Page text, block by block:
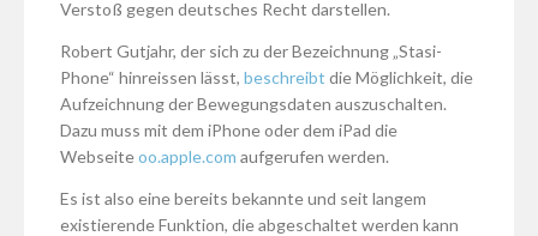
Verstoß gegen deutsches Recht darstellen.
Robert Gutjahr, der sich zu der Bezeichnung „Stasi-
Phone“ hinreissen lässt, beschreibt die Möglichkeit, die
Aufzeichnung der Bewegungsdaten auszuschalten.
Dazu muss mit dem iPhone oder dem iPad die
Webseiteoo.apple.com aufgerufen werden.
Es ist also eine bereits bekannte und seit langem
existierende Funktion, die abgeschaltet werden kann